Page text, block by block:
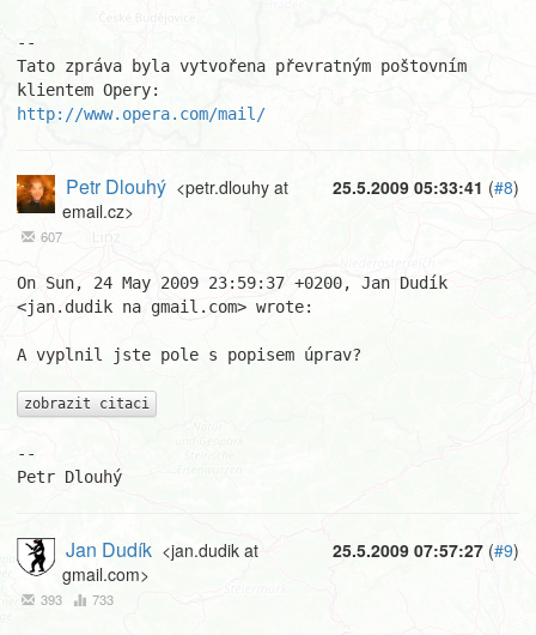
--
Tato zpráva byla vytvořena převratným poštovním
http://www.opera.com/mail/
25.5.2009 05:33:41 (#8)
Petr Dlouhý <petr.dlouhy at
email.cz>
607
On Sun, 24 May 2009 23:59:37 +0200, Jan Dudík
<jan.dudik na gmail.com> wrote:
A vyplnil jste pole s popisem úprav?
zobrazit citaci
--
Petr Dlouhý
25.5.2009 07:57:27 (#9)
Jan Dudík <jan.dudik at
gmail.com>
393 733